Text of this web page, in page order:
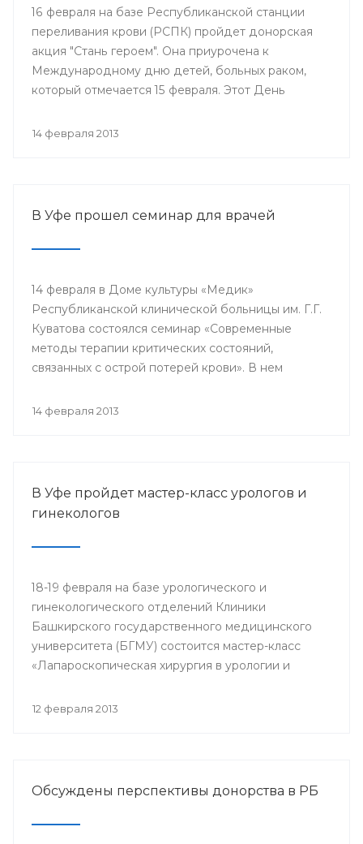
16 февраля на базе Республиканской станции
переливания крови (РСПК) пройдет донорская
акция "Стань героем". Она приурочена к
Международному дню детей, больных раком,
который отмечается 15 февраля. Этот День
патронатом Международного общества детских
14 февраля 2013
В Уфе прошел семинар для врачей
14 февраля в Доме культуры «Медик»
Республиканской клинической больницы им. Г.Г.
Куватова состоялся семинар «Современные
методы терапии критических состояний,
связанных с острой потерей крови». В нем
лечебной работе, акушеры-гинекологи, хирурги,
14 февраля 2013
В Уфе пройдет мастер-класс урологов и
гинекологов
18-19 февраля на базе урологического и
гинекологического отделений Клиники
Башкирского государственного медицинского
университета (БГМУ) состоится мастер-класс
«Лапароскопическая хирургия в урологии и
врачи урологи, хирурги, онкологи республики, а
12 февраля 2013
Обсуждены перспективы донорства в РБ